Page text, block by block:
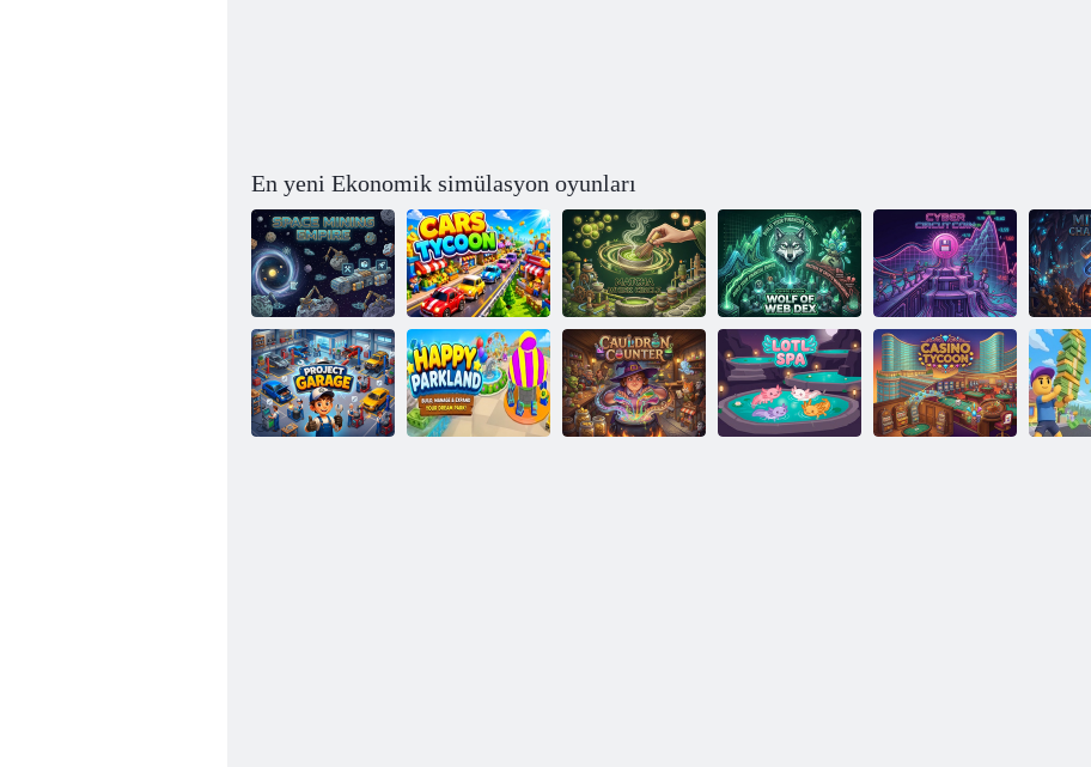
En yeni Ekonomik simülasyon oyunları
Uzay
Madenciliği
İmparatorluğu
Araba Kralı
Matcha Çırpma
Çemberi
Web DEX'in
Kurt'u
Siber Devre
Parası